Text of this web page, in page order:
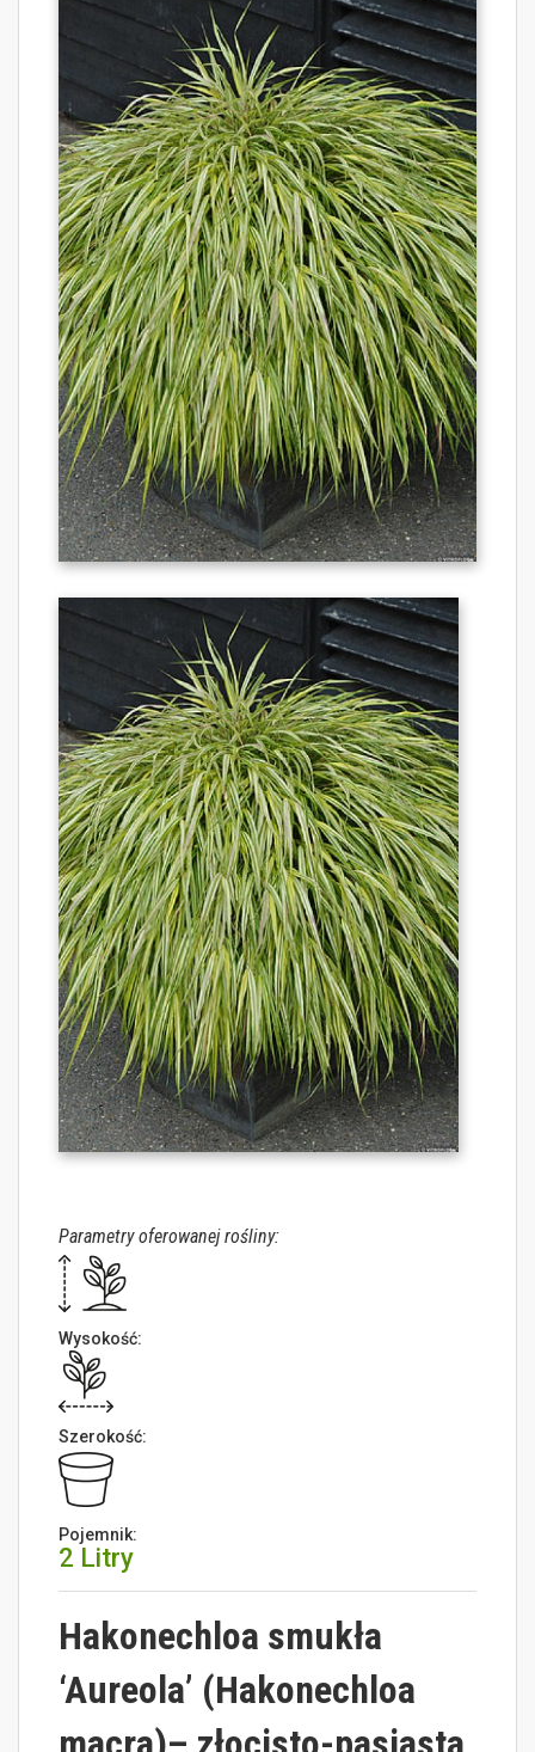
Parametry oferowanej rośliny:
Wysokość:
Szerokość:
Pojemnik:
2 Litry
Hakonechloa smukła
‘Aureola’ (Hakonechloa